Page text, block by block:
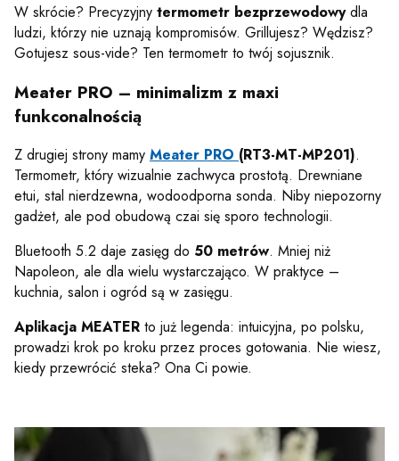
W skrócie? Precyzyjny termometr bezprzewodowydla
ludzi, którzy nie uznają kompromisów. Grillujesz? Wędzisz?
Gotujesz sous-vide? Ten termometr to twój sojusznik.
Meater PRO – minimalizm z maxi
funkconalnością
Z drugiej strony mamy Meater PRO (RT3-MT-MP201).
Termometr, który wizualnie zachwyca prostotą. Drewniane
etui, stal nierdzewna, wodoodporna sonda. Niby niepozorny
gadżet, ale pod obudową czai się sporo technologii.
Bluetooth 5.2 daje zasięg do 50 metrów. Mniej niż
Napoleon, ale dla wielu wystarczająco. W praktyce –
kuchnia, salon i ogród są w zasięgu.
Aplikacja MEATER to już legenda: intuicyjna, po polsku,
prowadzi krok po kroku przez proces gotowania. Nie wiesz,
kiedy przewrócić steka? Ona Ci powie.